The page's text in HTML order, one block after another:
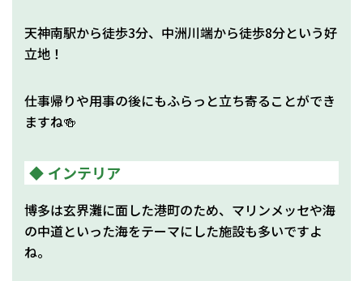
天神南駅から徒歩3分、中洲川端から徒歩8分という好
立地！
仕事帰りや用事の後にもふらっと立ち寄ることができ
ますね🍻
インテリア
博多は玄界灘に面した港町のため、マリンメッセや海
の中道といった海をテーマにした施設も多いですよ
ね。